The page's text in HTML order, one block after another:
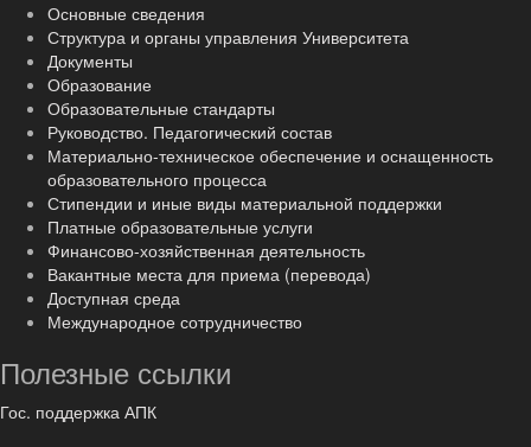
Основные сведения
Структура и органы управления Университета
Документы
Образование
Образовательные стандарты
Руководство. Педагогический состав
Материально-техническое обеспечение и оснащенность
образовательного процесса
Стипендии и иные виды материальной поддержки
Платные образовательные услуги
Финансово-хозяйственная деятельность
Вакантные места для приема (перевода)
Доступная среда
Международное сотрудничество
Полезные ссылки
Гос. поддержка АПК